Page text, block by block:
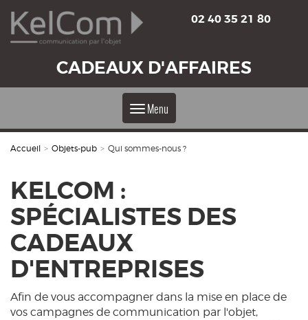
02 40 35 21 80
CADEAUX D'AFFAIRES
Menu
Accueil > Objets-pub > Qui sommes-nous ?
KELCOM :
SPÉCIALISTES DES
CADEAUX
D'ENTREPRISES
Afin de vous accompagner dans la mise en place de
vos campagnes de communication par l'objet,